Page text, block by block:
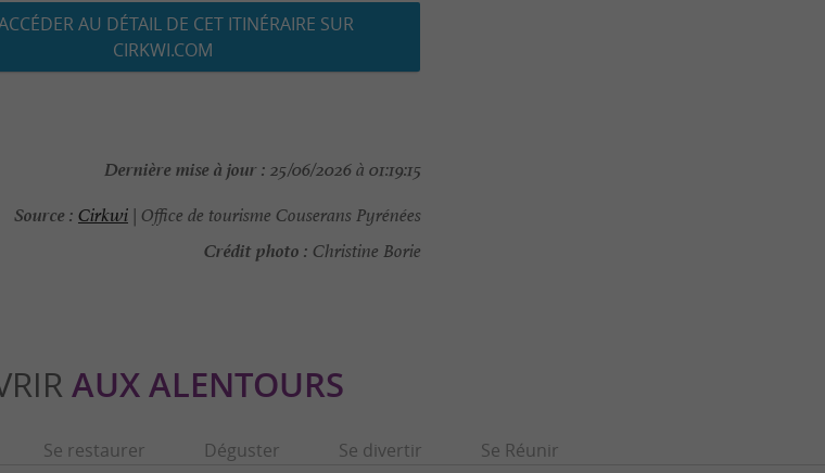
AU DÉTAIL DE CET ITINÉRAIRE SUR
CIRKWI.COM
Dernière mise à jour : 25/06/2026 à 01:19:15
Source : Cirkwi| Office de tourisme Couserans Pyrénées
Crédit photo : Christine Borie
AUX ALENTOURS
Se restaurer Déguster Se divertir Se Réunir